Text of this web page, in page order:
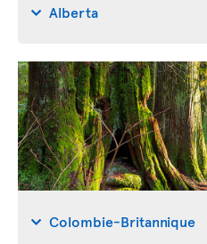
Alberta
Colombie-Britannique